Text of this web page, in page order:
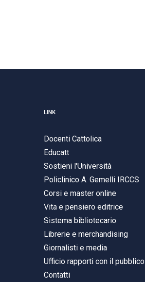
LINK
Docenti Cattolica
Educatt
Sostieni l'Università
Policlinico A. Gemelli IRCCS
Corsi e master online
Vita e pensiero editrice
Sistema bibliotecario
Librerie e merchandising
Giornalisti e media
Ufficio rapporti con il pubblico
Contatti